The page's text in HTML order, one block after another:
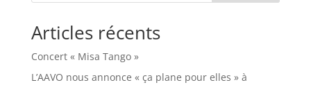
Articles récents
Concert « Misa Tango »
L’AAVO nous annonce « ça plane pour elles » à